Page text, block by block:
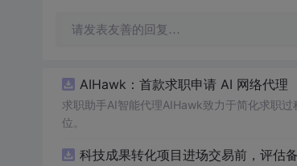
请发表友善的回复…
AIHawk：首款求职申请 AI 网络代理
求职助手AI智能代理AIHawk致力于简化求职
位。
科技成果转化项目进场交易前，评估